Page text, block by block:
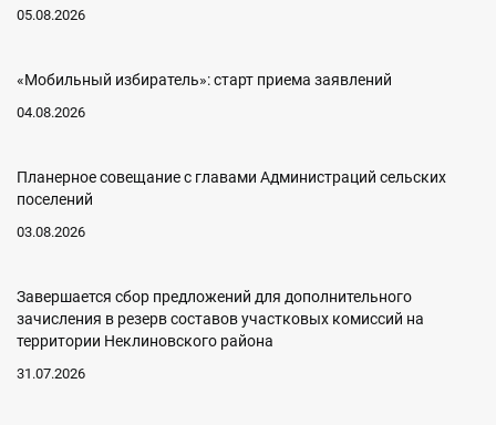
05.08.2026
«Мобильный избиратель»: старт приема заявлений
04.08.2026
Планерное совещание с главами Администраций сельских
поселений
03.08.2026
Завершается сбор предложений для дополнительного
зачисления в резерв составов участковых комиссий на
территории Неклиновского района
31.07.2026